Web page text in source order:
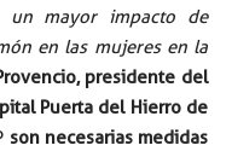
un mayor impacto de
en las mujeres en la
presidente del
Puerta del Hierro de
son necesarias medidas